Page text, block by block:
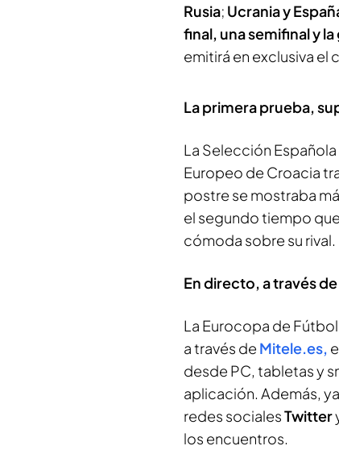
Rusia; Ucrania y
final, una semifinal y
emitirá en exclusiva el
La primera prueba,
La Selección
Europeo de Croacia
postre se mostraba
el segundo tiempo
cómoda sobre su rival.
En directo, a través
La Eurocopa de
a través de Mitele.es,
desde PC, tabletas y
aplicación. Además,
redes socialesTwitter
los encuentros.